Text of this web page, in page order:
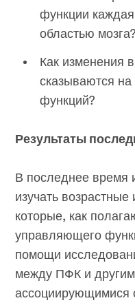
функции
областью мозга?
Как изменения
сказываются
функций?
Результаты
В последнее время
изучать
которые, как
управляющего
помощи
между ПФК и